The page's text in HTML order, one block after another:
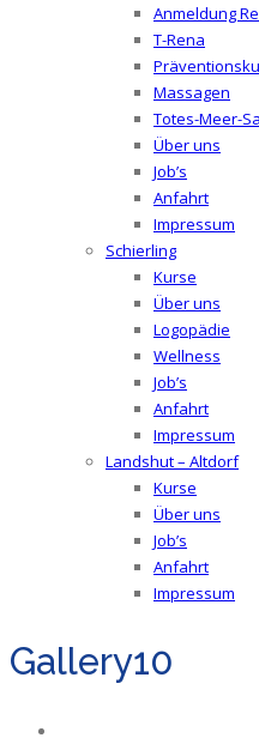
Anmeldung
T-Rena
Massagen
Totes-Meer-
Über uns
Job’s
Anfahrt
Impressum
Schierling
Kurse
Über uns
Logopädie
Wellness
Job’s
Anfahrt
Impressum
Landshut – Altdorf
Kurse
Über uns
Job’s
Anfahrt
Impressum
Gallery10